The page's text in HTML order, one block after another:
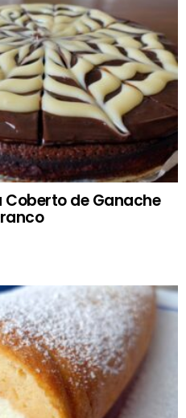
Coberto de Ganache